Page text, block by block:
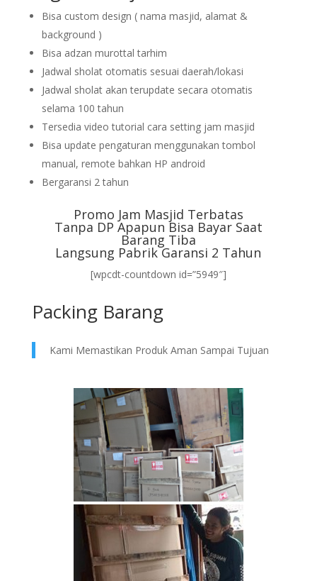
Bisa custom design ( nama masjid, alamat &
background )
Bisa adzan murottal tarhim
Jadwal sholat otomatis sesuai daerah/lokasi
Jadwal sholat akan terupdate secara otomatis
selama 100 tahun
Tersedia video tutorial cara setting jam masjid
Bisa update pengaturan menggunakan tombol
manual, remote bahkan HP android
Bergaransi 2 tahun
Promo Jam Masjid Terbatas
Tanpa DP Apapun Bisa Bayar Saat
Barang Tiba
Langsung Pabrik Garansi 2 Tahun
[wpcdt-countdown id=”5949″]
Packing Barang
Kami Memastikan Produk Aman Sampai Tujuan